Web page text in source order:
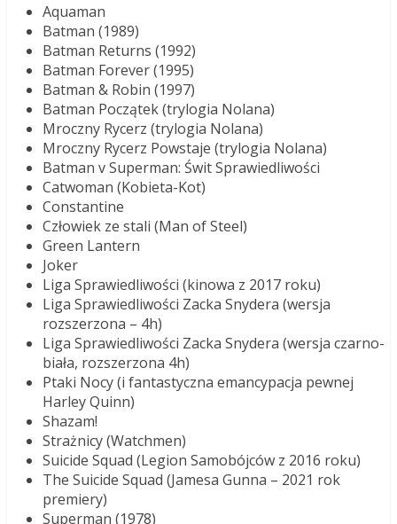
Aquaman
Batman (1989)
Batman Returns (1992)
Batman Forever (1995)
Batman & Robin (1997)
Batman Początek (trylogia Nolana)
Mroczny Rycerz (trylogia Nolana)
Mroczny Rycerz Powstaje (trylogia Nolana)
Batman v Superman: Świt Sprawiedliwości
Catwoman (Kobieta-Kot)
Constantine
Człowiek ze stali (Man of Steel)
Green Lantern
Joker
Liga Sprawiedliwości (kinowa z 2017 roku)
Liga Sprawiedliwości Zacka Snydera (wersja
rozszerzona – 4h)
Liga Sprawiedliwości Zacka Snydera (wersja czarno-
biała, rozszerzona 4h)
Ptaki Nocy (i fantastyczna emancypacja pewnej
Harley Quinn)
Shazam!
Strażnicy (Watchmen)
Suicide Squad (Legion Samobójców z 2016 roku)
The Suicide Squad (Jamesa Gunna – 2021 rok
premiery)
Superman (1978)